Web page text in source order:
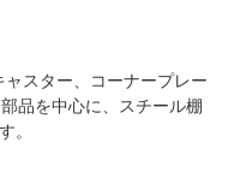
ャスター
コーナープレー
品を中心に、スチール棚
。